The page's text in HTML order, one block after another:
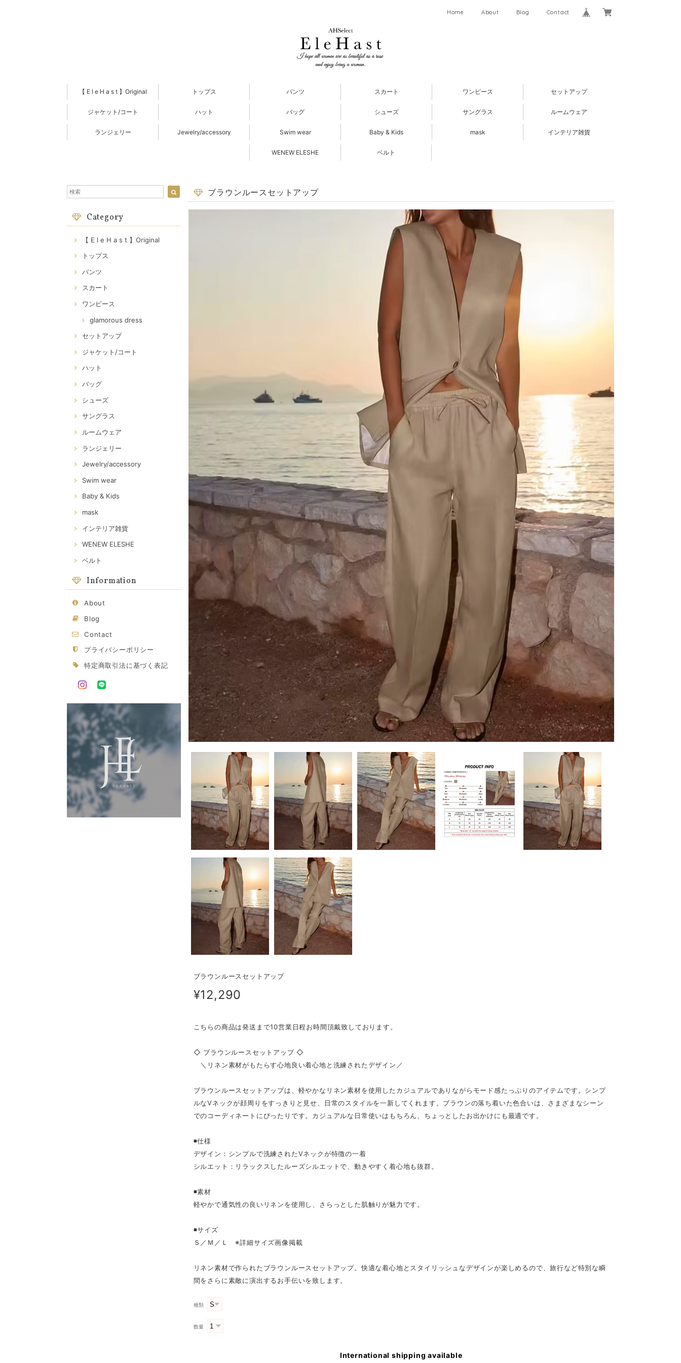
Home About Blog Contact
【 E l e H a s t 】Original トップス パンツ スカート ワンピース セットアップ
ジャケット/コート ハット バッグ シューズ サングラス ルームウェア
ランジェリー Jewelry/accessory Swim wear Baby & Kids mask インテリア雑貨
WENEW ELESHE ベルト
Category
【 E l e H a s t 】Original
トップス
パンツ
スカート
ワンピース
glamorous dress
セットアップ
ジャケット/コート
ハット
バッグ
シューズ
サングラス
ルームウェア
ランジェリー
Jewelry/accessory
Swim wear
Baby & Kids
mask
インテリア雑貨
WENEW ELESHE
ベルト
Information
About
Blog
Contact
プライバシーポリシー
特定商取引法に基づく表記
ブラウンルースセットアップ
ブラウンルースセットアップ
¥12,290
こちらの商品は発送まで10営業日程お時間頂戴致しております。
◇ ブラウンルースセットアップ ◇
＼リネン素材がもたらす心地良い着心地と洗練されたデザイン／
ブラウンルースセットアップは、軽やかなリネン素材を使用したカジュアルでありながらモード感たっぷりのアイテムです。シンプ
ルなVネックが顔周りをすっきりと見せ、日常のスタイルを一新してくれます。ブラウンの落ち着いた色合いは、さまざまなシーン
でのコーディネートにぴったりです。カジュアルな日常使いはもちろん、ちょっとしたお出かけにも最適です。
◾️仕様
デザイン：シンプルで洗練されたVネックが特徴の一着
シルエット：リラックスしたルーズシルエットで、動きやすく着心地も抜群。
◾️素材
軽やかで通気性の良いリネンを使用し、さらっとした肌触りが魅力です。
◾️サイズ
Ｓ／Ｍ／Ｌ ※詳細サイズ画像掲載
リネン素材で作られたブラウンルースセットアップ。快適な着心地とスタイリッシュなデザインが楽しめるので、旅行など特別な瞬
間をさらに素敵に演出するお手伝いを致します。
種類
数量
International shipping available